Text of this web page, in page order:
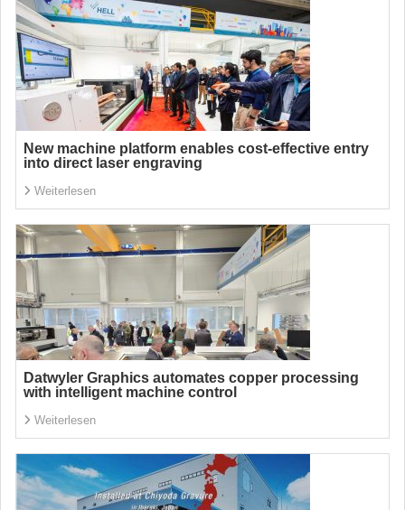
New machine platform enables cost-effective entry
into direct laser engraving
Weiterlesen
Datwyler Graphics automates copper processing
with intelligent machine control
Weiterlesen